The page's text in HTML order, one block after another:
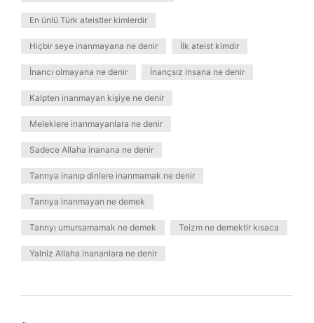
En ünlü Türk ateistler kimlerdir
Hiçbir seye inanmayana ne denir İlk ateist kimdir
İnancı olmayana ne denir İnançsız insana ne denir
Kalpten inanmayan kişiye ne denir
Meleklere inanmayanlara ne denir
Sadece Allaha inanana ne denir
Tanrıya inanıp dinlere inanmamak ne denir
Tanrıya inanmayan ne demek
Tanrıyı umursamamak ne demek Teizm ne demektir kısaca
Yalniz Allaha inananlara ne denir